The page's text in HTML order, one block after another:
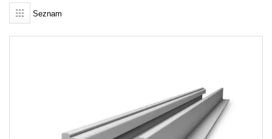
Registrace
Seznam